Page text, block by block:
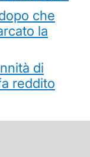
che
la
di
reddito